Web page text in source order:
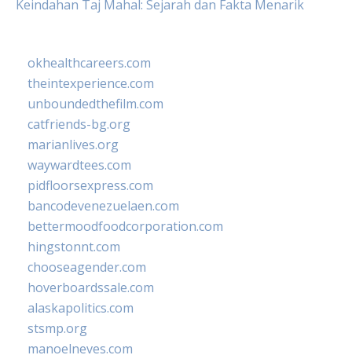
Keindahan Taj Mahal: Sejarah dan Fakta Menarik
okhealthcareers.com
theintexperience.com
unboundedthefilm.com
catfriends-bg.org
marianlives.org
waywardtees.com
pidfloorsexpress.com
bancodevenezuelaen.com
bettermoodfoodcorporation.com
hingstonnt.com
chooseagender.com
hoverboardssale.com
alaskapolitics.com
stsmp.org
manoelneves.com